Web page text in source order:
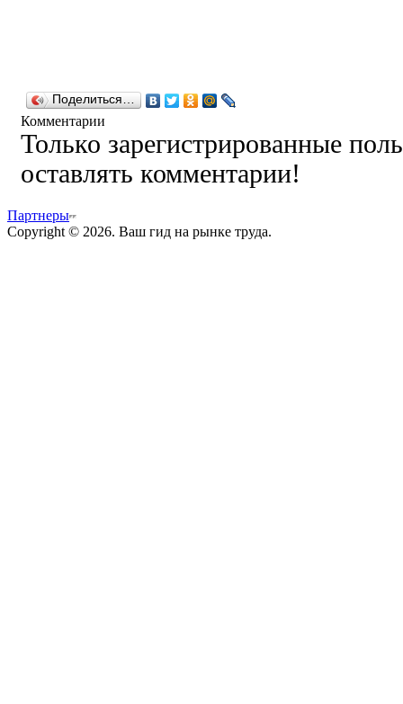
Поделиться…
Комментарии
Только зарегистрированные
оставлять комментарии!
Партнеры
Copyright © 2026. Ваш гид на рынке труда.